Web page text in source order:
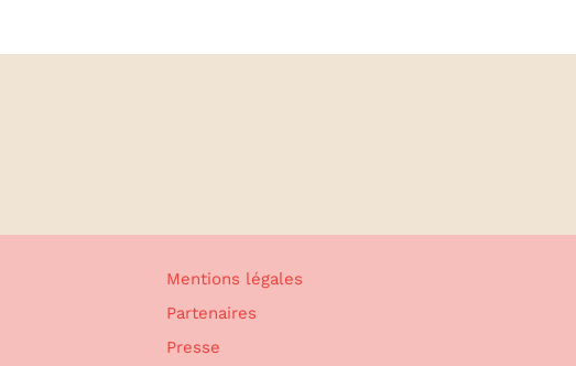
Mentions légales
Partenaires
Presse